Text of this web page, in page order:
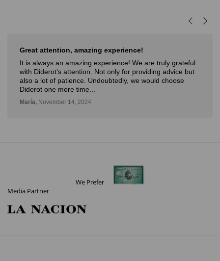
Muy buena experiencia
Muy buena experiencia. Diderot es una excelente y
novedosa forma de poder ver, aprender, comprar arte y
con la posibilidad de probarlo. Me fue muy bien!
Deli, September 12, 2024
We Prefer
Media Partner